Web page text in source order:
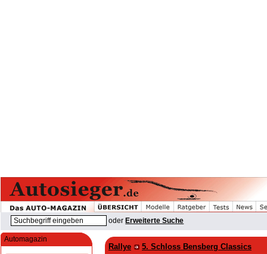
oder Erweiterte Suche
Automagazin
Rallye 5. Schloss Bensberg Classics